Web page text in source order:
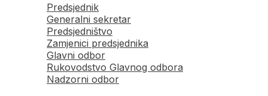
Predsjednik
Generalni sekretar
Predsjedništvo
Zamjenici predsjednika
Glavni odbor
Rukovodstvo Glavnog odbora
Nadzorni odbor